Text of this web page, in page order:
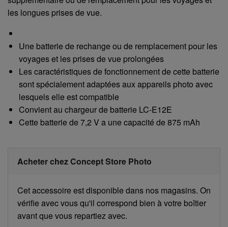
les longues prises de vue.
Une batterie de rechange ou de remplacement pour les
voyages et les prises de vue prolongées
Les caractéristiques de fonctionnement de cette batterie
sont spécialement adaptées aux appareils photo avec
lesquels elle est compatible
Convient au chargeur de batterie LC-E12E
Cette batterie de 7,2 V a une capacité de 875 mAh
Acheter chez Concept Store Photo
Cet accessoire est disponible dans nos magasins. On
vérifie avec vous qu'il correspond bien à votre boîtier
avant que vous repartiez avec.